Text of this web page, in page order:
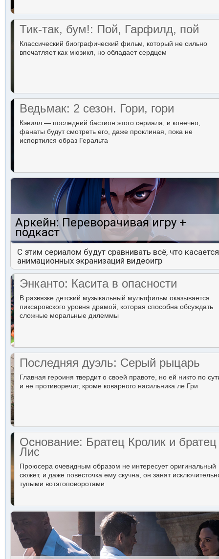
Тик-так, бум!: Пой, Гарфилд, пой
Классический биографический фильм, который не сильно
впечатляет как мюзикл, но обладает сердцем
Ведьмак: 2 сезон. Гори, гори
Кэвилл — последний бастион этого сериала, и конечно,
фанаты будут смотреть его, даже проклиная, пока не
испортился образ Геральта
Аркейн: Переворачивая игру +
подкаст
С этим сериалом будут сравнивать всё, что касается
анимационных экранизаций видеоигр
Энканто: Касита в опасности
В развязке детский музыкальный мультфильм оказывается
пиксаровского уровня драмой, которая способна обсуждать
сложные моральные дилеммы
Последняя дуэль: Серый рыцарь
Главная героиня твердит о своей правоте, но ей никто по
и не противоречит, кроме коварного насильника ле Гри
Основание: Братец Кролик и братец
Лис
Проюсера очевидным образом не интересует оригинальный
сюжет, и даже повесточка ему скучна, он занят
тупыми вотэтоповоротами